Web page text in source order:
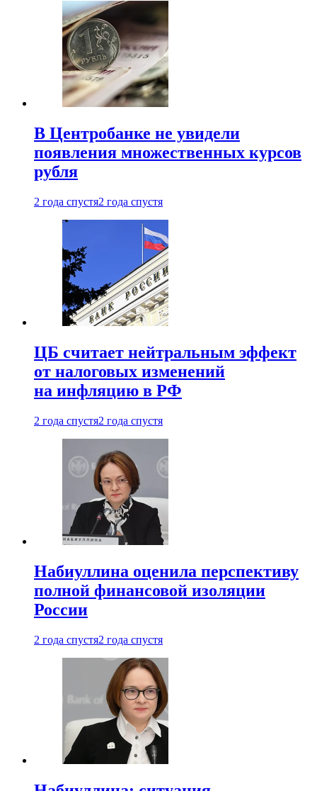
В Центробанке не увидели
появления множественных курсов
рубля
2 года спустя2 года спустя
ЦБ считает нейтральным эффект
от налоговых изменений
на инфляцию в РФ
2 года спустя2 года спустя
Набиуллина оценила перспективу
полной финансовой изоляции
России
2 года спустя2 года спустя